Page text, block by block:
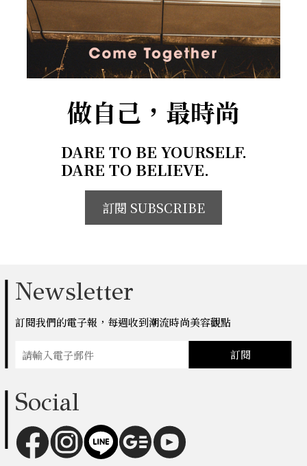
做自己，最時尚
DARE TO BE YOURSELF.
DARE TO BELIEVE.
訂閱 SUBSCRIBE
Newsletter
訂閱我們的電子報，每週收到潮流時尚美容觀點
訂閱
Social